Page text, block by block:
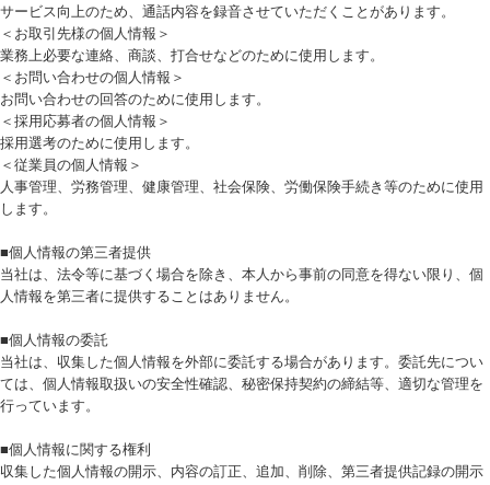
サービス向上のため、通話内容を録音させていただくことがあります。
＜お取引先様の個人情報＞
業務上必要な連絡、商談、打合せなどのために使用します。
＜お問い合わせの個人情報＞
お問い合わせの回答のために使用します。
＜採用応募者の個人情報＞
採用選考のために使用します。
＜従業員の個人情報＞
人事管理、労務管理、健康管理、社会保険、労働保険手続き等のために使用
します。
■個人情報の第三者提供
当社は、法令等に基づく場合を除き、本人から事前の同意を得ない限り、個
人情報を第三者に提供することはありません。
■個人情報の委託
当社は、収集した個人情報を外部に委託する場合があります。委託先につい
ては、個人情報取扱いの安全性確認、秘密保持契約の締結等、適切な管理を
行っています。
■個人情報に関する権利
収集した個人情報の開示、内容の訂正、追加、削除、第三者提供記録の開示